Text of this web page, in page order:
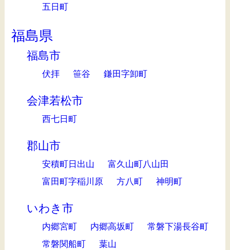
五日町
福島県
福島市
伏拝 笹谷 鎌田字卸町
会津若松市
西七日町
郡山市
安積町日出山
富久山町八山田
富田町字稲川原
方八町 神明町
いわき市
内郷宮町 内郷高坂町
常磐下湯長谷町
常磐関船町
葉山